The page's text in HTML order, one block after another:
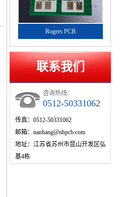
Rogers PCB
联系我们
咨询热线：
0512-50331062
传真：0512-50331062
邮箱：nanhang@nhpcb.com
地址：江苏省苏州市昆山开发区弘
基4栋